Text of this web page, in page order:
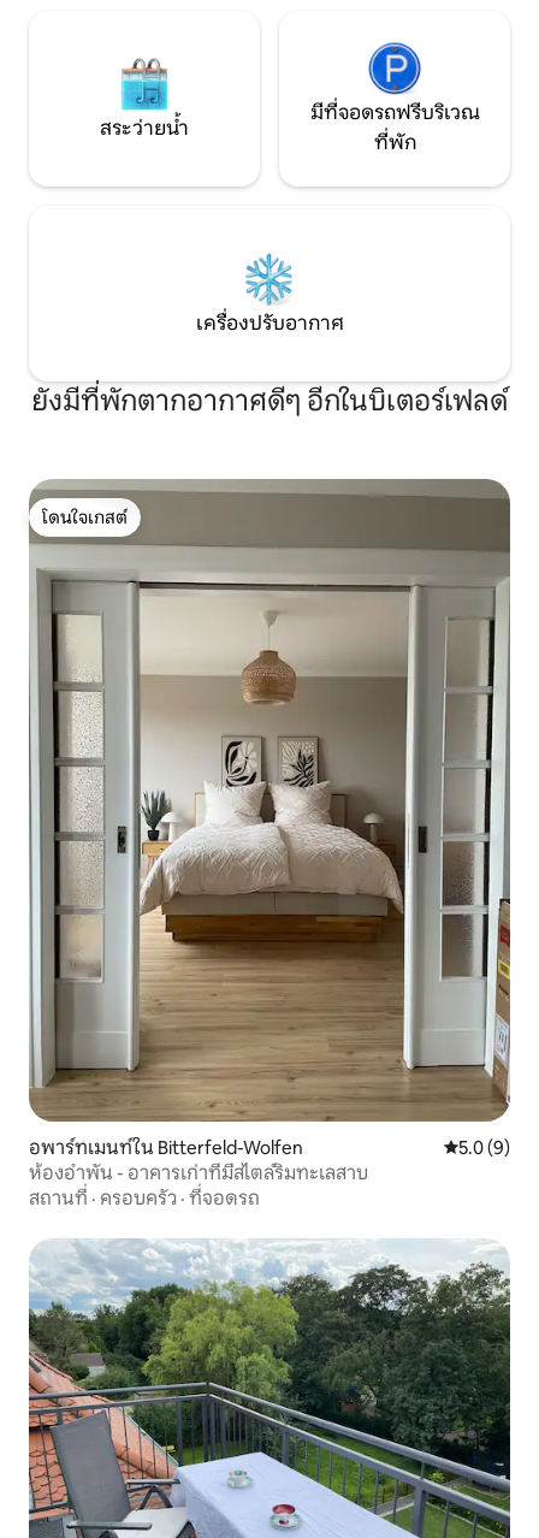
สระว่ายน้ำ
มีที่จอดรถฟรีบริเวณ
ที่พัก
เครื่องปรับอากาศ
ยังมีที่พักตากอากาศดีๆ อีกในบิเตอร์เฟลด์
โดนใจเกสต์
โดนใจเกสต์
อพาร์ทเมนท์ใน Bitterfeld-Wolfen คะแนนเฉลี่
5.0 (9)
ห้องอำพัน - อาคารเก่าที่มีสไตล์ริมทะเลสาบ
สถานที่ · ครอบครัว · ที่จอดรถ